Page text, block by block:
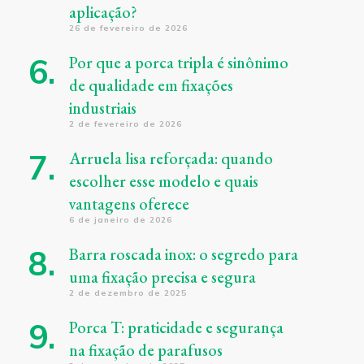
aplicação?
26 de fevereiro de 2026
Por que a porca tripla é sinônimo
de qualidade em fixações
industriais
2 de fevereiro de 2026
Arruela lisa reforçada: quando
escolher esse modelo e quais
vantagens oferece
6 de janeiro de 2026
Barra roscada inox: o segredo para
uma fixação precisa e segura
2 de dezembro de 2025
Porca T: praticidade e segurança
na fixação de parafusos